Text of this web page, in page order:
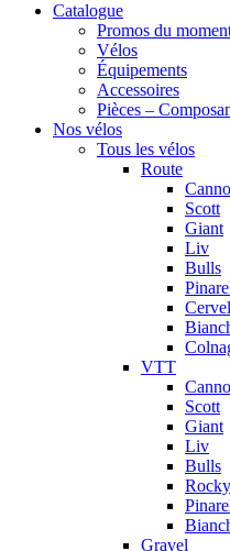
Catalogue
Promos du
Vélos
Équipements
Accessoires
Pièces –
Nos vélos
Tous les vélos
Route
Scott
Giant
Liv
Bulls
VTT
Scott
Giant
Liv
Bulls
Gravel